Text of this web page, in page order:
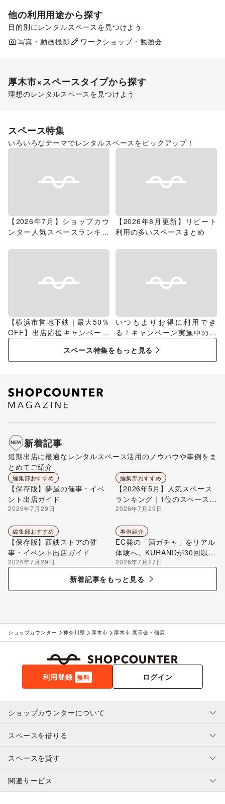
他の利用用途から探す
目的別にレンタルスペースを見つけよう
ポップアップストア
食品販売 販促イベント
写真・動画撮影 ワークショップ・勉強会
厚木市×スペースタイプから探す
理想のレンタルスペースを見つけよう
スペース特集
いろいろなテーマでレンタルスペースをピックアップ！
【2026年7月】ショップカウ
ンター人気スペースランキン
【2026年8月更新】リピート
利用の多いスペースまとめ
【横浜市営地下鉄｜最大50％
OFF】出店応援キャンペーン
特集
いつもよりお得に利用でき
る！キャンペーン実施中のス
スペース特集をもっと見る
新着記事
短期出店に最適なレンタルスペース活用のノウハウや事例をま
とめてご紹介
編集部おすすめ
【保存版】夢屋の催事・イベ
ント出店ガイド
2026年7月29日
編集部おすすめ
【2026年5月】人気スペース
ランキング｜1位のスペースを
編集部が解説
2026年7月29日
編集部おすすめ
【保存版】西鉄ストアの催
事・イベント出店ガイド
2026年7月29日
事例紹介
EC発の「酒ガチャ」をリアル
体験へ。KURANDが30回以上
のポップアップ出店で届け
る“新しいお酒との出会い”
2026年7月27日
新着記事をもっと見る
ショップカウンター 神奈川県 厚木市 厚木市 展示会・個展
利用登録 無料 ログイン
ショップカウンターについて
利用規約・ガイドライン
特定商取引法に基づく表示
補償プログラム
スペースを借りる
スペースを借りたい人へ
ユーザー利用規約
提携パートナー
スペースを貸す
スペースを貸したい方へ
オーナー利用規約
関連サービス